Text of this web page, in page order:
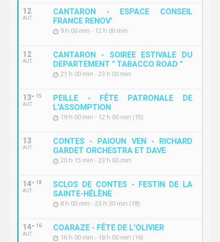
12
AUT
CANTARON - ESPACE CONSEIL
FRANCE RENOV'
9 h 00 min - 12 h 00 min
12
AUT
CANTARON - SOIREE ESTIVALE DU
DEPARTEMENT " TABACCO ROAD "
21 h 00 min - 23 h 00 min
13
AUT
15
PEILLE - FÊTE PATRONALE DE
L'ASSOMPTION
19 h 00 min - 12 h 00 min (15)
13
AUT
CONTES - PAIOUN VEN - RICHARD
GARDET ORCHESTRA ET DAVE
20 h 15 min - 23 h 00 min
14
AUT
18
SCLOS DE CONTES - FESTIN DE LA
SAINTE-HÉLÈNE
8 h 00 min - 23 h 30 min (18)
14
AUT
16 COARAZE - FÊTE DE L'OLIVIER
16 h 00 min - 18 h 00 min (16)